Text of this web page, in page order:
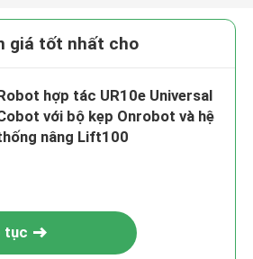
giá tốt nhất cho
hợp tác UR10e Universal
với bộ kẹp Onrobot và hệ
nâng Lift100
tục